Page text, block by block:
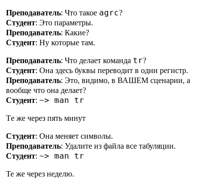
Преподаватель: Что такое agrc?
Студент: Это параметры.
Преподаватель: Какие?
Студент: Ну которые там.
Преподаватель: Что делает команда tr?
Студент: Она здесь буквы переводит в один регистр.
Преподаватель: Это, видимо, в ВАШЕМ сценарии, а
вообще что она делает?
Студент: ~> man tr
Тe же через пять минут
Студент: Она меняет символы.
Преподаватель: Удалите из файла все табуляции.
Студент: ~> man tr
Те же через неделю.